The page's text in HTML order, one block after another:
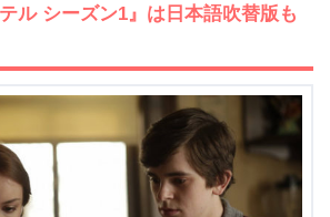
ル シーズン1』は日本語吹替版も